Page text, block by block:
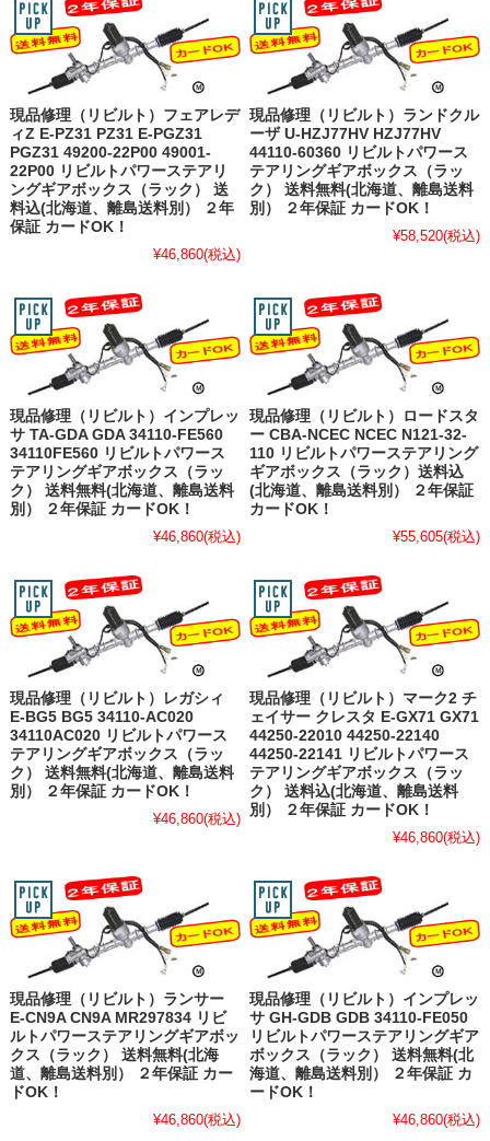
現品修理（リビルト）フェアレデ
ィZ E-PZ31 PZ31 E-PGZ31
PGZ31 49200-22P00 49001-
22P00 リビルトパワーステアリ
ングギアボックス（ラック） 送
料込(北海道、離島送料別） ２年
保証 カードOK！
¥46,860(税込)
現品修理（リビルト）ランドクル
ーザ U-HZJ77HV HZJ77HV
44110-60360 リビルトパワース
テアリングギアボックス（ラッ
ク） 送料無料(北海道、離島送料
別） ２年保証 カードOK！
¥58,520(税込)
現品修理（リビルト）インプレッ
サ TA-GDA GDA 34110-FE560
34110FE560 リビルトパワース
テアリングギアボックス（ラッ
ク） 送料無料(北海道、離島送料
別） ２年保証 カードOK！
¥46,860(税込)
現品修理（リビルト）ロードスタ
ー CBA-NCEC NCEC N121-32-
110 リビルトパワーステアリング
ギアボックス（ラック）送料込
(北海道、離島送料別） ２年保証
カードOK！
¥55,605(税込)
現品修理（リビルト）レガシィ
E-BG5 BG5 34110-AC020
34110AC020 リビルトパワース
テアリングギアボックス（ラッ
ク） 送料無料(北海道、離島送料
別） ２年保証 カードOK！
¥46,860(税込)
現品修理（リビルト）マーク2 チ
ェイサー クレスタ E-GX71 GX71
44250-22010 44250-22140
44250-22141 リビルトパワース
テアリングギアボックス（ラッ
ク） 送料込(北海道、離島送料
別） ２年保証 カードOK！
¥46,860(税込)
現品修理（リビルト）ランサー
E-CN9A CN9A MR297834 リビ
ルトパワーステアリングギアボッ
クス（ラック） 送料無料(北海
道、離島送料別） ２年保証 カー
ドOK！
¥46,860(税込)
現品修理（リビルト）インプレッ
サ GH-GDB GDB 34110-FE050
リビルトパワーステアリングギア
ボックス（ラック） 送料無料(北
海道、離島送料別） ２年保証 カ
ードOK！
¥46,860(税込)